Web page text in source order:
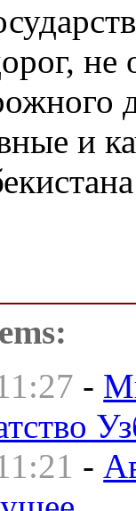
не
и
-
-